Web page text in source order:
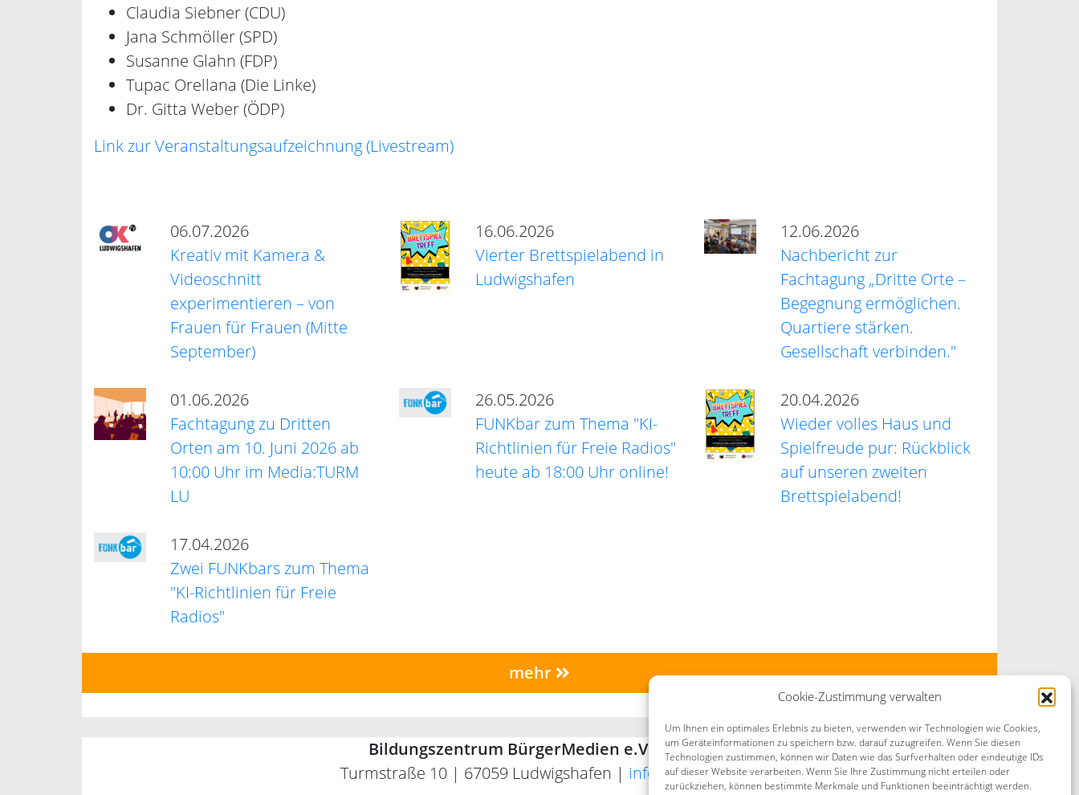
Cookie-Zustimmung verwalten
Um Ihnen ein optimales Erlebnis zu bieten, verwenden wir Technologien wie Cookies,
um Geräteinformationen zu speichern bzw. darauf zuzugreifen. Wenn Sie diesen
Technologien zustimmen, können wir Daten wie das Surfverhalten oder eindeutige IDs
auf dieser Website verarbeiten. Wenn Sie Ihre Zustimmung nicht erteilen oder
zurückziehen, können bestimmte Merkmale und Funktionen beeinträchtigt werden.
Claudia Siebner (CDU)
Jana Schmöller (SPD)
Susanne Glahn (FDP)
Tupac Orellana (Die Linke)
Dr. Gitta Weber (ÖDP)
Link zur Veranstaltungsaufzeichnung (Livestream)
06.07.2026
Kreativ mit Kamera &
Videoschnitt
experimentieren – von
Frauen für Frauen (Mitte
September)
16.06.2026
Vierter Brettspielabend in
Ludwigshafen
12.06.2026
Nachbericht zur
Fachtagung „Dritte Orte –
Begegnung ermöglichen.
Quartiere stärken.
Gesellschaft verbinden."
01.06.2026
Fachtagung zu Dritten
Orten am 10. Juni 2026 ab
10:00 Uhr im Media:TURM
LU
26.05.2026
FUNKbar zum Thema "KI-
Richtlinien für Freie Radios"
heute ab 18:00 Uhr online!
20.04.2026
Wieder volles Haus und
Spielfreude pur: Rückblick
auf unseren zweiten
Brettspielabend!
17.04.2026
Zwei FUNKbars zum Thema
"KI-Richtlinien für Freie
Radios"
mehr
Bildungszentrum BürgerMedien e.V. (BZBM)
Turmstraße 10 | 67059 Ludwigshafen | info@bz-bm.de